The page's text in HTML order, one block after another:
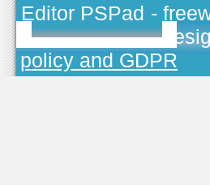
Editor PSPad -
TOJEONO.CZ,
policy and GDPR